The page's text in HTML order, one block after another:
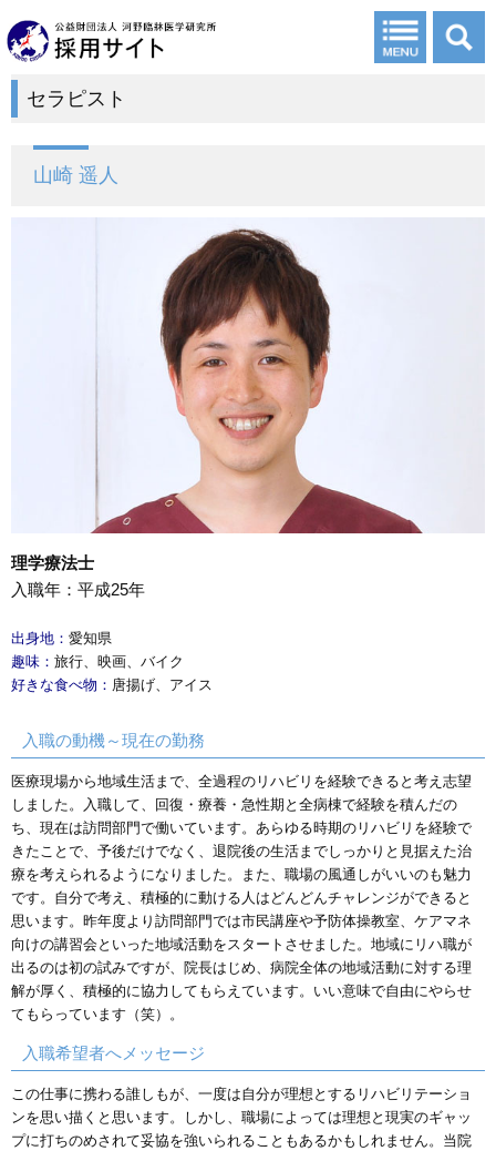
セラピスト
山崎 遥人
理学療法士
入職年：平成25年
出身地： 愛知県
趣味： 旅行、映画、バイク
好きな食べ物： 唐揚げ、アイス
入職の動機～現在の勤務
医療現場から地域生活まで、全過程のリハビリを経験できると考え志望
しました。入職して、回復・療養・急性期と全病棟で経験を積んだの
ち、現在は訪問部門で働いています。あらゆる時期のリハビリを経験で
きたことで、予後だけでなく、退院後の生活までしっかりと見据えた治
療を考えられるようになりました。また、職場の風通しがいいのも魅力
です。自分で考え、積極的に動ける人はどんどんチャレンジができると
思います。昨年度より訪問部門では市民講座や予防体操教室、ケアマネ
向けの講習会といった地域活動をスタートさせました。地域にリハ職が
出るのは初の試みですが、院長はじめ、病院全体の地域活動に対する理
解が厚く、積極的に協力してもらえています。いい意味で自由にやらせ
てもらっています（笑）。
入職希望者へメッセージ
この仕事に携わる誰しもが、一度は自分が理想とするリハビリテーショ
ンを思い描くと思います。しかし、職場によっては理想と現実のギャッ
プに打ちのめされて妥協を強いられることもあるかもしれません。当院